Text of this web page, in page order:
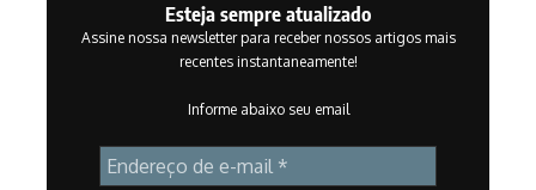
Esteja sempre atualizado
Assine nossa newsletter para receber nossos artigos mais
recentes instantaneamente!
Informe abaixo seu email